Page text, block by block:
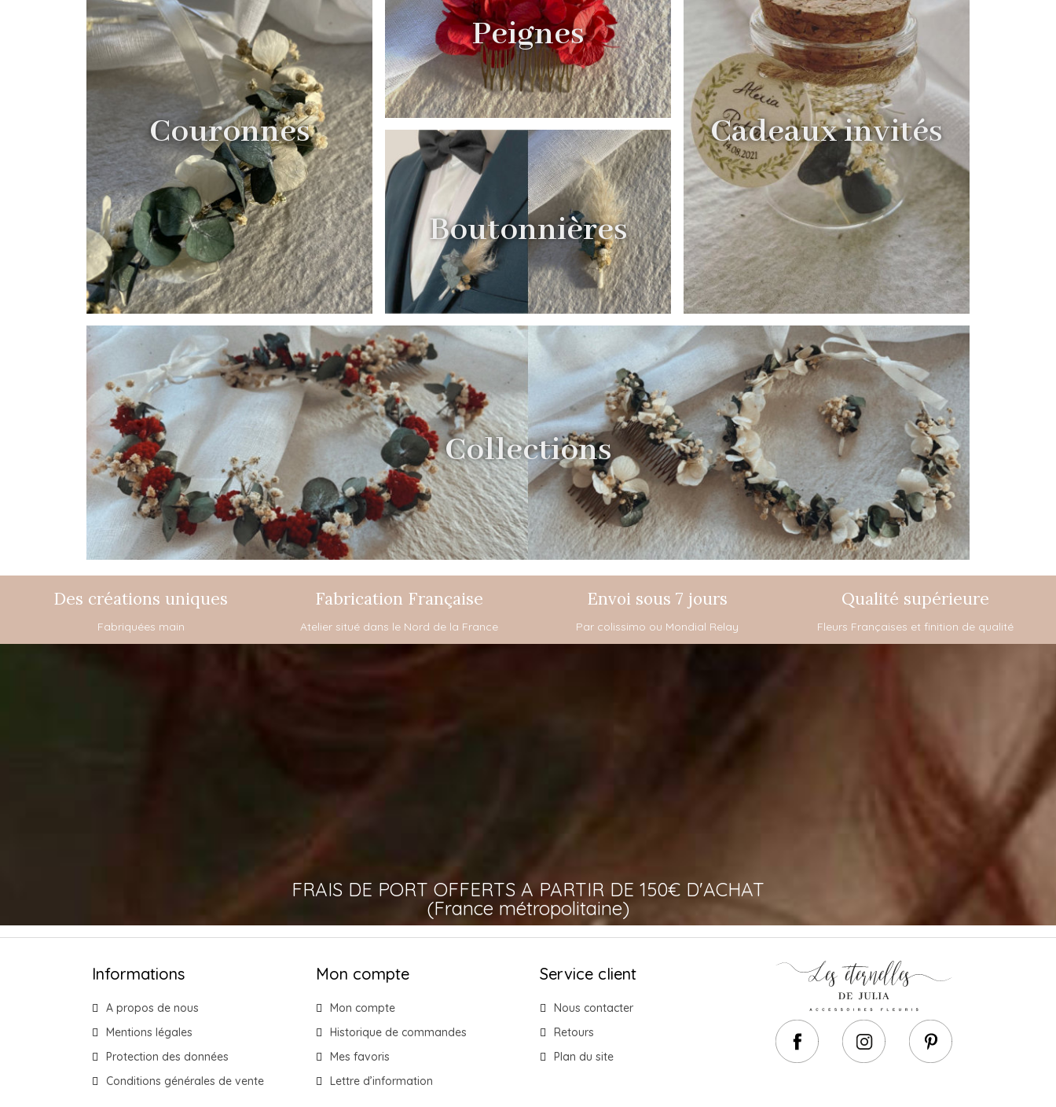
Couronnes
Peignes
Boutonnières
Cadeaux invités
Collections
Des créations uniques
Fabriquées main
Fabrication Française
Atelier situé dans le Nord de la France
Envoi sous 7 jours
Par colissimo ou Mondial Relay
Qualité supérieure
Fleurs Françaises et finition de qualité
FRAIS DE PORT OFFERTS A PARTIR DE 150€ D'ACHAT
(France métropolitaine)
Informations
A propos de nous
Mentions légales
Protection des données
Conditions générales de vente
Mon compte
Mon compte
Historique de commandes
Mes favoris
Lettre d’information
Service client
Nous contacter
Retours
Plan du site